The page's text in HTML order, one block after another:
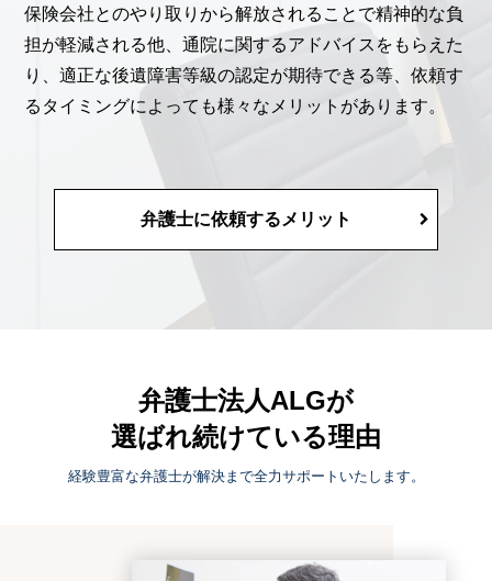
保険会社とのやり取りから解放されることで精神的な負
担が軽減される他、通院に関するアドバイスをもらえた
り、適正な後遺障害等級の認定が期待できる等、依頼す
るタイミングによっても様々なメリットがあります。
弁護士に依頼するメリット
弁護士法人ALGが
選ばれ続けている理由
経験豊富な弁護士が解決まで全力サポートいたします。